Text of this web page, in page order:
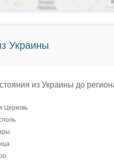
Украины
из Украины до
Церковь